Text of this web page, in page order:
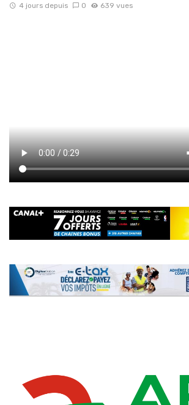
4 jours depuis 0 639 vues